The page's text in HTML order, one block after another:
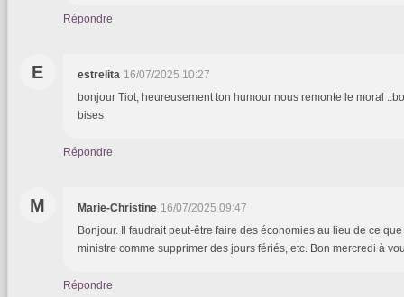
Répondre
E estrelita 16/07/2025 10:27
bonjour Tiot, heureusement ton humour nous remonte le moral
bises
Répondre
M Marie-Christine 16/07/2025 09:47
Bonjour. Il faudrait peut-être faire des économies au lieu de ce
ministre comme supprimer des jours fériés, etc. Bon mercredi à
Répondre